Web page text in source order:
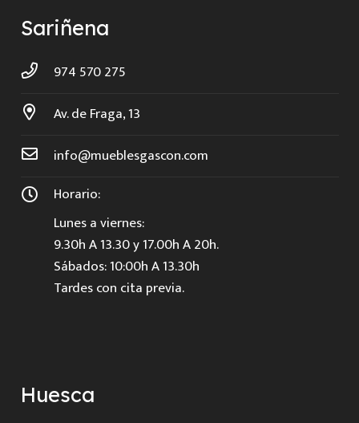
Sariñena
974 570 275
Av. de Fraga, 13
info@mueblesgascon.com
Horario:
Lunes a viernes:
9.30h A 13.30 y 17.00h A 20h.
Sábados: 10:00h A 13.30h
Tardes con cita previa.
Huesca